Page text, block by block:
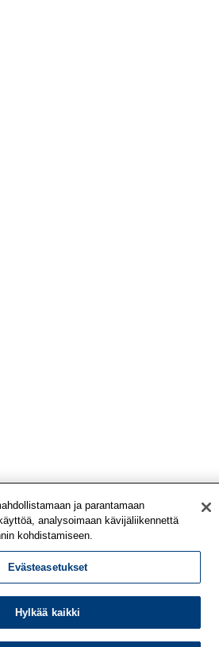
ja parantamaan
analysoimaan kävijäliikennettä
kohdistamiseen.
Evästeasetukset
Hylkää kaikki